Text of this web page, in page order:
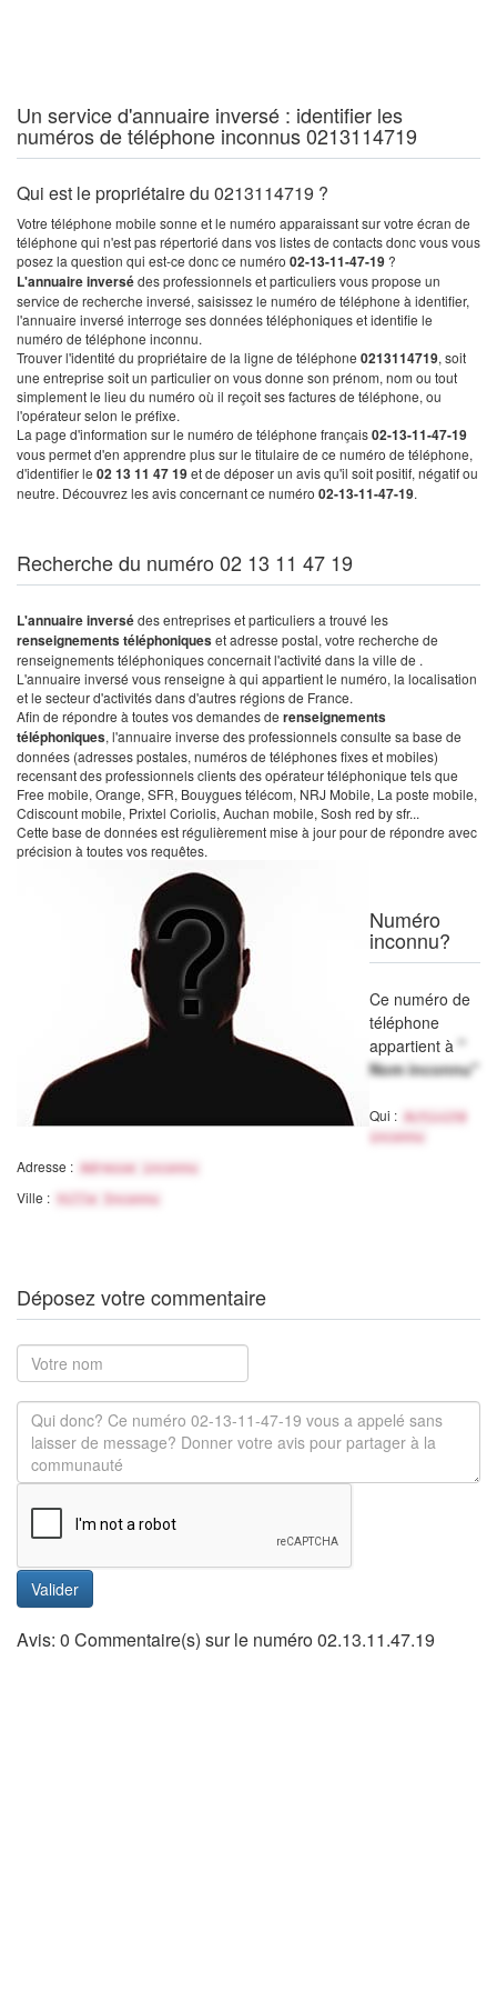
Un service d'annuaire inversé : identifier les
numéros de téléphone inconnus 0213114719
Qui est le propriétaire du 0213114719 ?
Votre téléphone mobile sonne et le numéro apparaissant sur votre écran de
téléphone qui n'est pas répertorié dans vos listes de contacts donc vous vous
posez la question qui est-ce donc ce numéro 02-13-11-47-19 ?
L'annuaire inversédes professionnels et particuliers vous propose un
service de recherche inversé, saisissez le numéro de téléphone à identifier,
l'annuaire inversé interroge ses données téléphoniques et identifie le
numéro de téléphone inconnu.
Trouver l'identité du propriétaire de la ligne de téléphone 0213114719, soit
une entreprise soit un particulier on vous donne son prénom, nom ou tout
simplement le lieu du numéro où il reçoit ses factures de téléphone, ou
l'opérateur selon le préfixe.
La page d'information sur le numéro de téléphone français02-13-11-47-19
vous permet d'en apprendre plus sur le titulaire de ce numéro de téléphone,
d'identifier le 02 13 11 47 19et de déposer un avis qu'il soit positif, négatif ou
neutre. Découvrez les avis concernant ce numéro 02-13-11-47-19.
Recherche du numéro 02 13 11 47 19
L'annuaire inversédes entreprises et particuliers a trouvé les
renseignements téléphoniqueset adresse postal, votre recherche de
renseignements téléphoniques concernait l'activité dans la ville de .
L'annuaire inversé vous renseigne à qui appartient le numéro, la localisation
et le secteur d'activités dans d'autres régions de France.
Afin de répondre à toutes vos demandes de renseignements
téléphoniques, l'annuaire inverse des professionnels consulte sa base de
données (adresses postales, numéros de téléphones fixes et mobiles)
recensant des professionnels clients des opérateur téléphonique tels que
Free mobile, Orange, SFR, Bouygues télécom, NRJ Mobile, La poste mobile,
Cdiscount mobile, Prixtel Coriolis, Auchan mobile, Sosh red by sfr...
Cette base de données est régulièrement mise à jour pour de répondre avec
précision à toutes vos requêtes.
Numéro
inconnu?
Ce numéro de
téléphone
appartient à "
Nom inconnu"
Qui :
Activité
inconnu
Adresse : Adresse inconnu
Ville : Ville Inconnu
Déposez votre commentaire
Valider
Avis: 0 Commentaire(s) sur le numéro 02.13.11.47.19